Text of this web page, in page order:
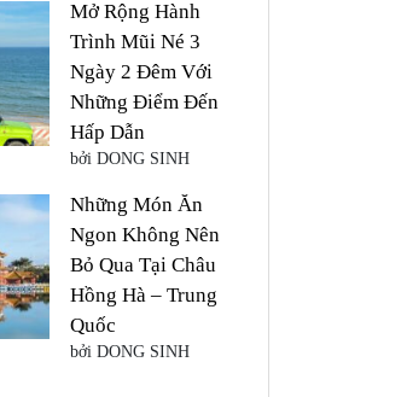
Mở Rộng Hành
Trình Mũi Né 3
Ngày 2 Đêm Với
Những Điểm Đến
Hấp Dẫn
bởi DONG SINH
Những Món Ăn
Ngon Không Nên
Bỏ Qua Tại Châu
Hồng Hà – Trung
Quốc
bởi DONG SINH